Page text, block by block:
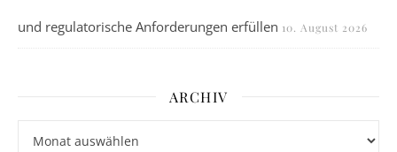
und regulatorische Anforderungen erfüllen 10. August 2026
ARCHIV